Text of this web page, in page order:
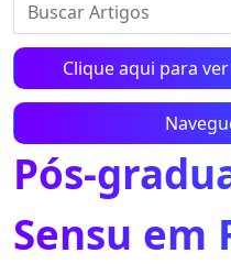
Clique aqui para
Pós-
Sensu em